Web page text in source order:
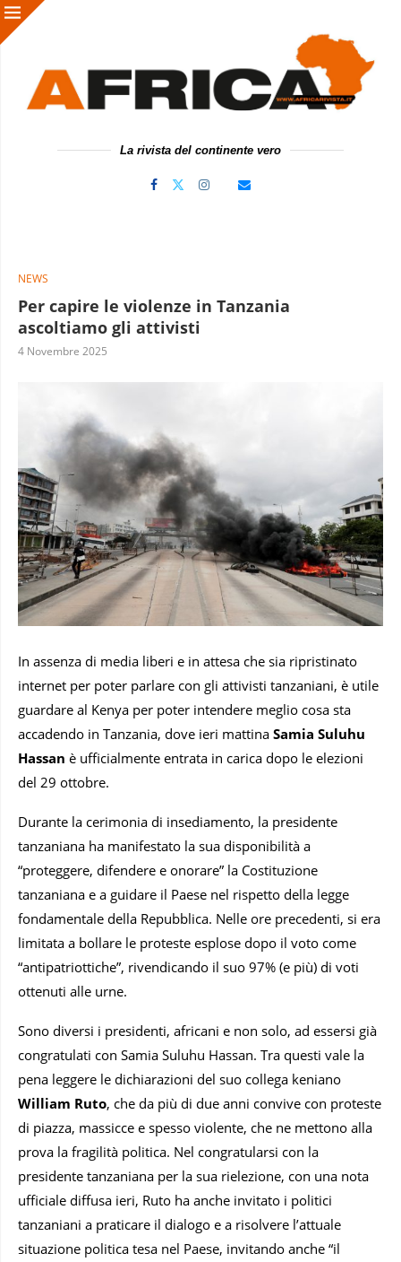
La rivista del continente vero
NEWS
Per capire le violenze in Tanzania
ascoltiamo gli attivisti
4 Novembre 2025
In assenza di media liberi e in attesa che sia ripristinato
internet per poter parlare con gli attivisti tanzaniani, è utile
guardare al Kenya per poter intendere meglio cosa sta
accadendo in Tanzania, dove ieri mattina Samia Suluhu
Hassan è ufficialmente entrata in carica dopo le elezioni
del 29 ottobre.
Durante la cerimonia di insediamento, la presidente
tanzaniana ha manifestato la sua disponibilità a
“proteggere, difendere e onorare” la Costituzione
tanzaniana e a guidare il Paese nel rispetto della legge
fondamentale della Repubblica. Nelle ore precedenti, si era
limitata a bollare le proteste esplose dopo il voto come
“antipatriottiche”, rivendicando il suo 97% (e più) di voti
ottenuti alle urne.
Sono diversi i presidenti, africani e non solo, ad essersi già
congratulati con Samia Suluhu Hassan. Tra questi vale la
pena leggere le dichiarazioni del suo collega keniano
William Ruto, che da più di due anni convive con proteste
di piazza, massicce e spesso violente, che ne mettono alla
prova la fragilità politica. Nel congratularsi con la
presidente tanzaniana per la sua rielezione, con una nota
ufficiale diffusa ieri, Ruto ha anche invitato i politici
tanzaniani a praticare il dialogo e a risolvere l’attuale
situazione politica tesa nel Paese, invitando anche “il